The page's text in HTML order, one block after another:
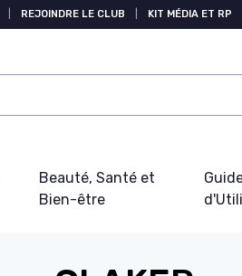
REJOINDRE LE CLUB KIT MÉDIA ET RP
Beauté, Santé et
Bien-être